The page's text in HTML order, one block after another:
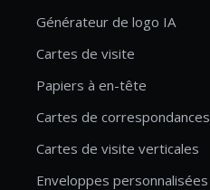
Générateur de logo IA
Cartes de visite
Papiers à en-tête
Cartes de correspondances
Cartes de visite verticales
Enveloppes personnalisées